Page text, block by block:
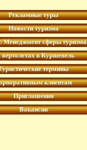
Рекламные туры
Новости туризма
Менеджмент сферы туризма
в Куршевель
термины
клиентам
Приглашения
Вакансии